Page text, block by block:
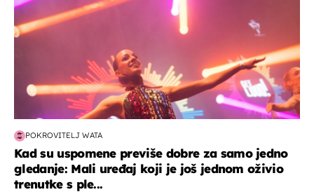
POKROVITELJ WATA
Kad su uspomene previše dobre za samo jedno
gledanje: Mali uređaj koji je još jednom oživio
trenutke s ple...